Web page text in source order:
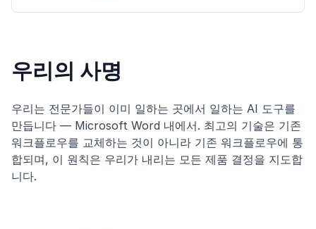
우리의 사명
우리는 전문가들이 이미 일하는 곳에서 일하는 AI 도구를
만듭니다 — Microsoft Word 내에서. 최고의 기술은 기존
워크플로우를 교체하는 것이 아니라 기존 워크플로우에 통
합되며, 이 원칙은 우리가 내리는 모든 제품 결정을 지도합
니다.